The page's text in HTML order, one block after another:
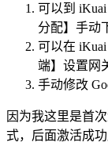
可以到
分配】手动
可以在
端】设置网
手动修改
因为我这里是首
式，后面激活成